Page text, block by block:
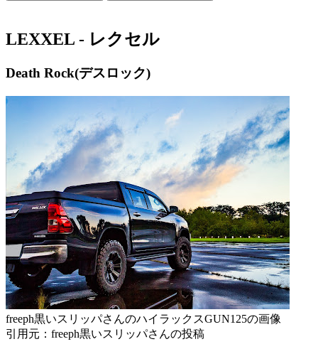
LEXXEL - レクセル
Death Rock(デスロック)
freeph黒いスリッパさんのハイラックスGUN125の画像
引用元：freeph黒いスリッパさんの投稿